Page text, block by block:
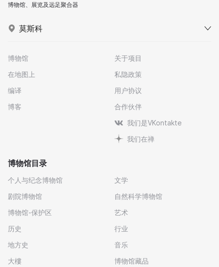
博物馆、展览及远足聚合器
莫斯科
博物馆
在地图上
编译
博客
关于项目
私隐政策
用户协议
合作伙伴
我们是VKontakte
我们在禅
博物馆目录
个人与纪念博物馆
剧院博物馆
博物馆-保护区
历史
地方史
大樓
文学
自然科学博物馆
艺术
行业
音乐
博物馆藏品